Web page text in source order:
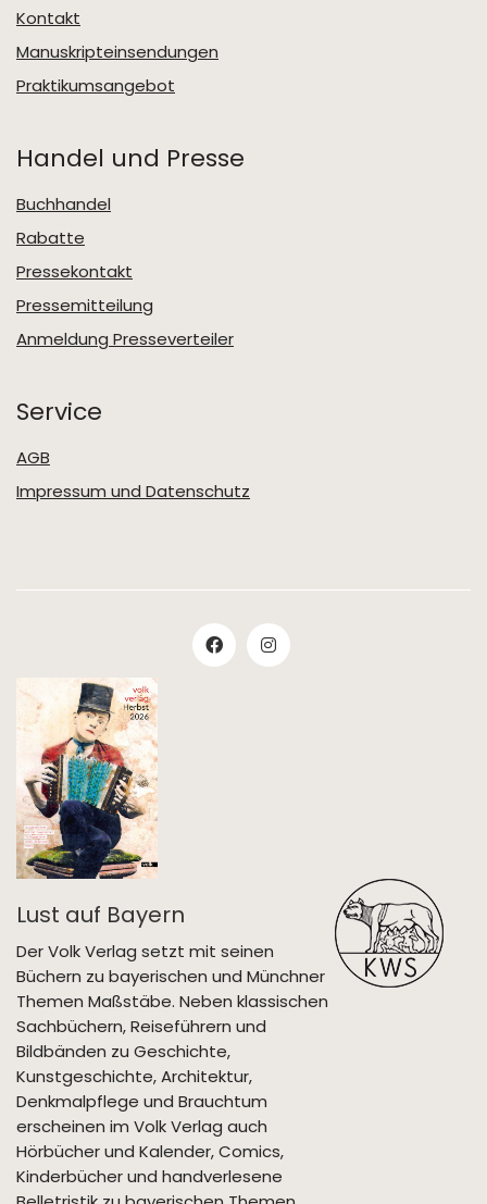
Kontakt
Manuskripteinsendungen
Praktikumsangebot
Handel und Presse
Buchhandel
Rabatte
Pressekontakt
Pressemitteilung
Anmeldung Presseverteiler
Service
AGB
Impressum und Datenschutz
Lust auf Bayern
Der Volk Verlag setzt mit seinen
Büchern zu bayerischen und Münchner
Themen Maßstäbe. Neben klassischen
Sachbüchern, Reiseführern und
Bildbänden zu Geschichte,
Kunstgeschichte, Architektur,
Denkmalpflege und Brauchtum
erscheinen im Volk Verlag auch
Hörbücher und Kalender, Comics,
Kinderbücher und handverlesene